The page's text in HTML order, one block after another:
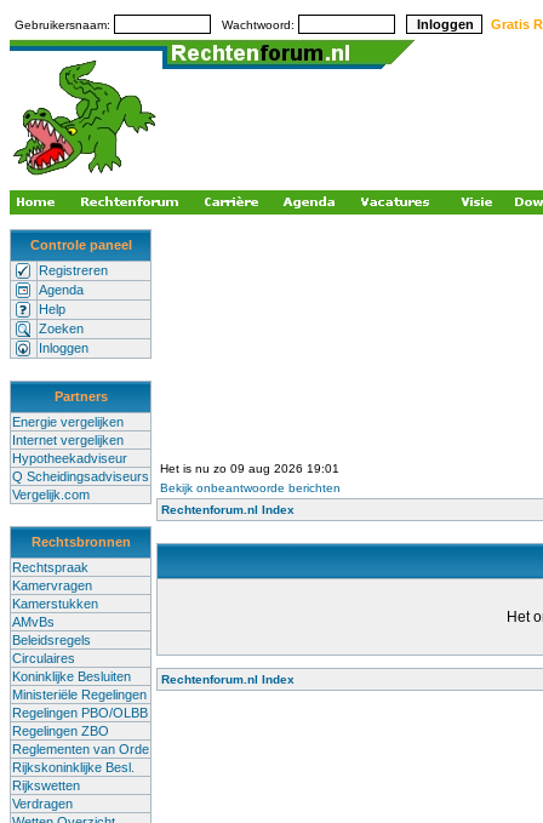
Gebruikersnaam: Wachtwoord: Gratis
Controle paneel
Registreren
Agenda
Help
Zoeken
Inloggen
Partners
Energie vergelijken
Internet vergelijken
Hypotheekadviseur
Q Scheidingsadviseurs
Vergelijk.com
Rechtsbronnen
Rechtspraak
Kamervragen
Kamerstukken
AMvBs
Beleidsregels
Circulaires
Koninklijke Besluiten
Ministeriële Regelingen
Regelingen PBO/OLBB
Regelingen ZBO
Reglementen van Orde
Rijkskoninklijke Besl.
Rijkswetten
Verdragen
Het is nu zo 09 aug 2026 19:01
Bekijk onbeantwoorde berichten
Rechtenforum.nl Index
Het
Rechtenforum.nl Index